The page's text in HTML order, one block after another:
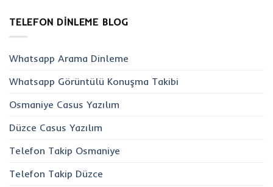
TELEFON DINLEME BLOG
Whatsapp Arama Dinleme
Whatsapp Görüntülü Konuşma Takibi
Osmaniye Casus Yazılım
Düzce Casus Yazılım
Telefon Takip Osmaniye
Telefon Takip Düzce